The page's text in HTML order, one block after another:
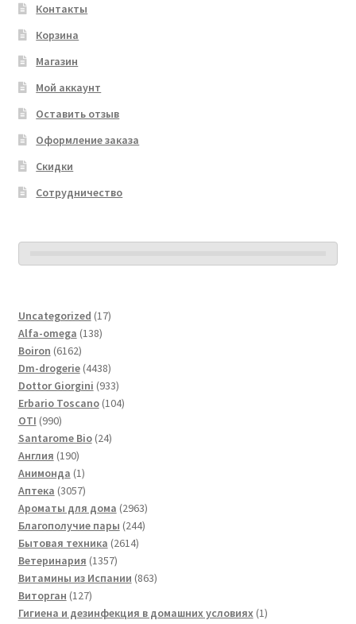
Контакты
Корзина
Магазин
Мой аккаунт
Оставить отзыв
Оформление заказа
Скидки
Сотрудничество
Uncategorized 1717
Alfa-omega 138138
Boiron 61626162
товара
Dm-drogerie 44384438
товаров
Dottor Giorgini 933933
товара
Erbario Toscano 104104
OTI 990990
товаров
Santarome Bio 2424
Англия 190190
товаров
Анимонда 11
товар
Аптека 30573057
товаров
Ароматы для дома 29632963
товара
Благополучие пары 244244
Бытовая техника 26142614
Ветеринария 13571357
товаров
Витамины из Испании 863863
Виторган 127127
товаров
Гигиена и дезинфекция в домашних условиях 11